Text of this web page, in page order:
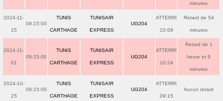
minutes
2024-11-
15
09:15:00
TUNIS
CARTHAGE
TUNISAIR
EXPRESS
UG204
ATTERRI
10:09
Retard de 54
minutes
2024-11-
01
09:15:00
TUNIS
CARTHAGE
TUNISAIR
EXPRESS
UG204
ATTERRI
10:24
Retard de 1
heure et 9
minutes
2024-10-
25
09:15:00
TUNIS
CARTHAGE
TUNISAIR
EXPRESS
UG204
ATTERRI
09:15
Aucun retard